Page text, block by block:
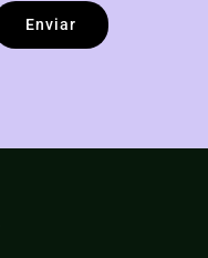
Enviar